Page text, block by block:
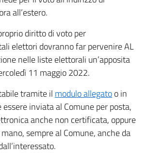
all’estero.
diritto di voto per
elettori dovranno far pervenire AL
nelle liste elettorali un’apposita
11 maggio 2022.
tramite il modulo allegatoo in
inviata al Comune per posta,
anche non certificata, oppure
sempre al Comune, anche da